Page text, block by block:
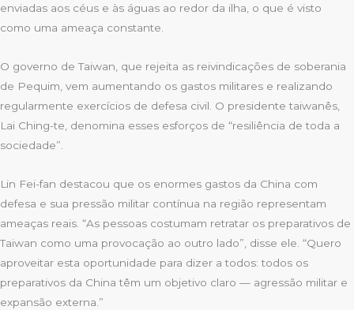
enviadas aos céus e às águas ao redor da ilha, o que é visto
como uma ameaça constante.
O governo de Taiwan, que rejeita as reivindicações de soberania
de Pequim, vem aumentando os gastos militares e realizando
regularmente exercícios de defesa civil. O presidente taiwanês,
Lai Ching-te, denomina esses esforços de “resiliência de toda a
sociedade”.
Lin Fei-fan destacou que os enormes gastos da China com
defesa e sua pressão militar contínua na região representam
ameaças reais. “As pessoas costumam retratar os preparativos de
Taiwan como uma provocação ao outro lado”, disse ele. “Quero
aproveitar esta oportunidade para dizer a todos: todos os
preparativos da China têm um objetivo claro — agressão militar e
expansão externa.”